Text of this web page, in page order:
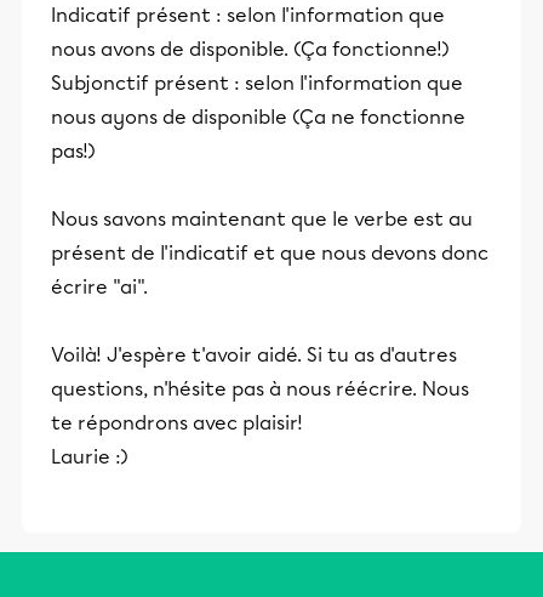
Indicatif présent : selon l'information que
nous avons de disponible. (Ça fonctionne!)
Subjonctif présent : selon l'information que
nous ayons de disponible (Ça ne fonctionne
pas!)
Nous savons maintenant que le verbe est au
présent de l'indicatif et que nous devons donc
écrire "ai".
Voilà! J'espère t'avoir aidé. Si tu as d'autres
questions, n'hésite pas à nous réécrire. Nous
te répondrons avec plaisir!
Laurie :)